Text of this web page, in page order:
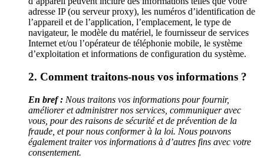
adresse IP (ou serveur proxy), les numéros d’identification de
l’appareil et de l’application, l’emplacement, le type de
navigateur, le modèle du matériel, le fournisseur de services
Internet et/ou l’opérateur de téléphonie mobile, le système
d’exploitation et informations de configuration du système.
2. Comment traitons-nous vos informations ?
En bref : Nous traitons vos informations pour fournir,
améliorer et administrer nos services, communiquer avec
vous, pour des raisons de sécurité et de prévention de la
fraude, et pour nous conformer à la loi. Nous pouvons
également traiter vos informations à d’autres fins avec votre
consentement.